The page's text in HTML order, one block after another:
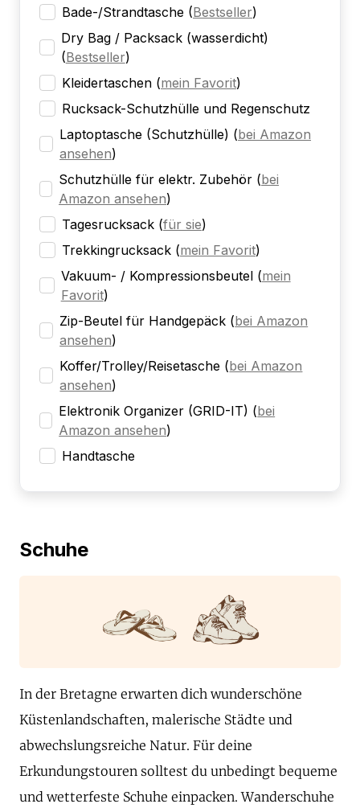
Bade-/Strandtasche (Bestseller)
Dry Bag / Packsack (wasserdicht)
(Bestseller)
Kleidertaschen (mein Favorit)
Rucksack-Schutzhülle und Regenschutz
Laptoptasche (Schutzhülle) (bei Amazon
ansehen)
Schutzhülle für elektr. Zubehör (bei
Amazon ansehen)
Tagesrucksack (für sie)
Trekkingrucksack (mein Favorit)
Vakuum- / Kompressionsbeutel (mein
Favorit)
Zip-Beutel für Handgepäck (bei Amazon
ansehen)
Koffer/Trolley/Reisetasche (bei Amazon
ansehen)
Elektronik Organizer (GRID-IT) (bei
Amazon ansehen)
Handtasche
Schuhe
In der Bretagne erwarten dich wunderschöne
Küstenlandschaften, malerische Städte und
abwechslungsreiche Natur. Für deine
Erkundungstouren solltest du unbedingt bequeme
und wetterfeste Schuhe einpacken. Wanderschuhe